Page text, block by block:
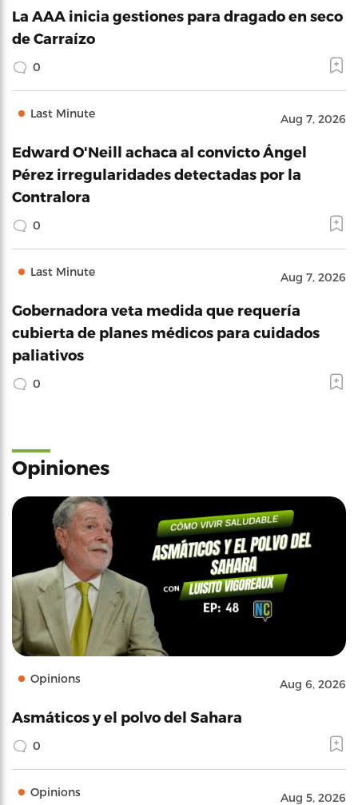
La AAA inicia gestiones para dragado en seco
de Carraízo
0
Last Minute Aug 7, 2026
Edward O'Neill achaca al convicto Ángel
Pérez irregularidades detectadas por la
Contralora
0
Last Minute Aug 7, 2026
Gobernadora veta medida que requería
cubierta de planes médicos para cuidados
paliativos
0
Opiniones
Opinions Aug 6, 2026
Asmáticos y el polvo del Sahara
0
Opinions Aug 5, 2026